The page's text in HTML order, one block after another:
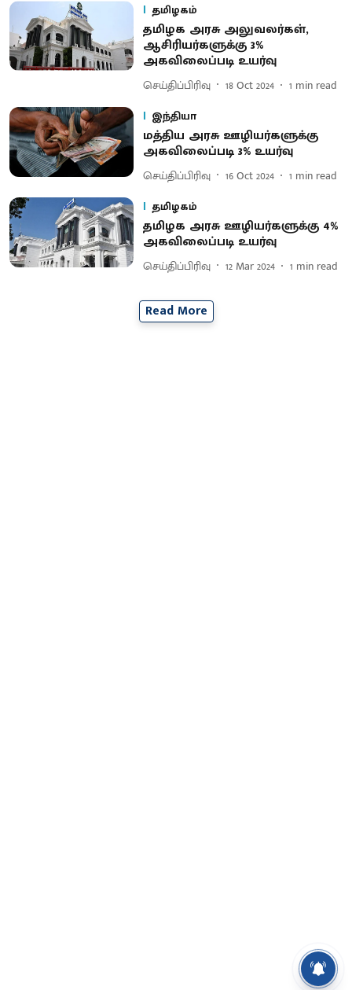
தமிழகம்
தமிழக அரசு அலுவலர்கள்,
ஆசிரியர்களுக்கு 3%
அகவிலைப்படி உயர்வு
செய்திப்பிரிவு 18 Oct 2024 1 min read
இந்தியா
மத்திய அரசு ஊழியர்களுக்கு
அகவிலைப்படி 3% உயர்வு
செய்திப்பிரிவு 16 Oct 2024 1 min read
தமிழகம்
தமிழக அரசு ஊழியர்களுக்கு 4%
அகவிலைப்படி உயர்வு
செய்திப்பிரிவு 12 Mar 2024 1 min read
Read More